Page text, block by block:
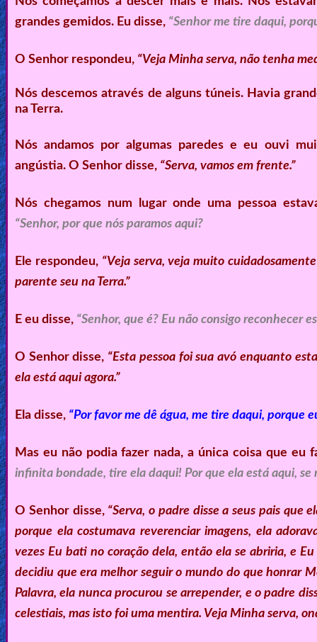
grandes gemidos. Eu disse, “Senhor me tire daqui,
O Senhor respondeu, “Veja Minha serva, não tenha
Nós descemos através de alguns túneis. Havia
na Terra.
Nós andamos por algumas paredes e eu ouvi
angústia. O Senhor disse, “Serva, vamos em frente.”
Nós chegamos num lugar onde uma pessoa
“Senhor, por que nós paramos aqui?
Ele respondeu, “Veja serva, veja muito
parente seu na Terra.”
E eu disse, “Senhor, que é? Eu não consigo reconhecer
O Senhor disse, “Esta pessoa foi sua avó enquanto
ela está aqui agora.”
Ela disse, “Por favor me dê água, me tire daqui, porque
Mas eu não podia fazer nada, a única coisa que eu
infinita bondade, tire ela daqui! Por que ela está aqui, se
O Senhor disse, “Serva, o padre disse a seus pais
porque ela costumava reverenciar imagens, ela
vezes Eu bati no coração dela, então ela se abriria, e
decidiu que era melhor seguir o mundo do que honrar
Palavra, ela nunca procurou se arrepender, e o padre
celestiais, mas isto foi uma mentira. Veja Minha serva,